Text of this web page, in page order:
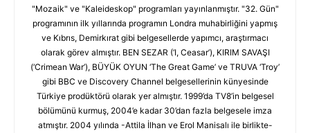
"Mozaik" ve "Kaleideskop" programları yayınlanmıştır. "32. Gün"
programının ilk yıllarında programın Londra muhabirliğini yapmış
ve Kıbrıs, Demirkırat gibi belgesellerde yapımcı, araştırmacı
olarak görev almıştır. BEN SEZAR (‘I, Ceasar’), KIRIM SAVAŞI
(‘Crimean War’), BÜYÜK OYUN ‘The Great Game’ ve TRUVA ‘Troy’
gibi BBC ve Discovery Channel belgesellerinin künyesinde
Türkiye prodüktörü olarak yer almıştır. 1999’da TV8’in belgesel
bölümünü kurmuş, 2004’e kadar 30’dan fazla belgesele imza
atmıştır. 2004 yılında -Attila İlhan ve Erol Manisalı ile birlikte-